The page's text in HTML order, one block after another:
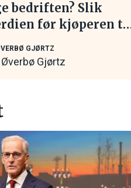
bedriften? Slik
før kjøperen
GJØRTZ
Gjørtz